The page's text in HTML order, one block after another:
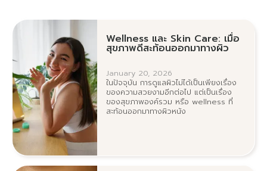
Wellness และ Skin Care: เมื่อ
สุขภาพดีสะท้อนออกมาทางผิว
January 20, 2026
ในปัจจุบัน การดูแลผิวไม่ได้เป็นเพียงเรื่อง
ของความสวยงามอีกต่อไป แต่เป็นเรื่อง
ของสุขภาพองค์รวม หรือ wellness ที่
สะท้อนออกมาทางผิวหนัง